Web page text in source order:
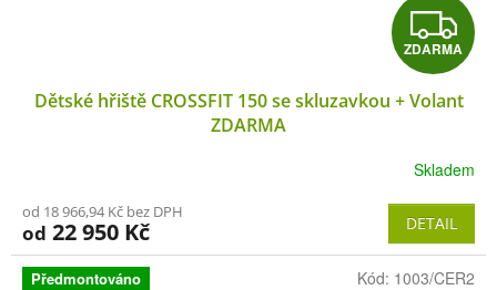
Z
D
A
R
M
A
ZDARMA
Dětské hřiště CROSSFIT 150 se skluzavkou + Volant
ZDARMA
Skladem
od 18 966,94 Kč bez DPH
od 22 950 Kč DETAIL
Předmontováno Kód: 1003/CER2